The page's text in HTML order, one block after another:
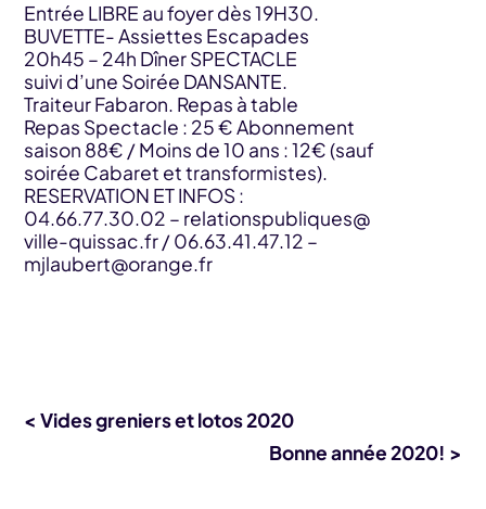
Entrée LIBRE au foyer dès 19H30.
BUVETTE- Assiettes Escapades
20h45 – 24h Dîner SPECTACLE
suivi d’une Soirée DANSANTE.
Traiteur Fabaron. Repas à table
Repas Spectacle : 25 € Abonnement
saison 88€ / Moins de 10 ans : 12€ (sauf
soirée Cabaret et transformistes).
RESERVATION ET INFOS :
04.66.77.30.02 – relationspubliques@
ville-quissac.fr / 06.63.41.47.12 –
mjlaubert@orange.fr
< Vides greniers et lotos 2020
Bonne année 2020! >